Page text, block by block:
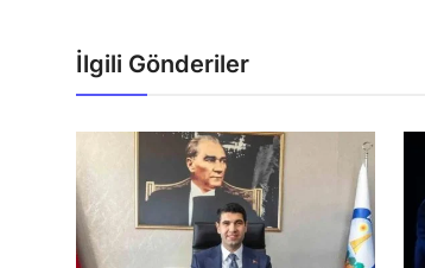
İlgili Gönderiler